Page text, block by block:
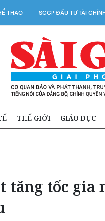
THAO SGGP ĐẦU TƯ TÀI CHÍNH
THẾ GIỚI GIÁO DỤC
tăng tốc gia